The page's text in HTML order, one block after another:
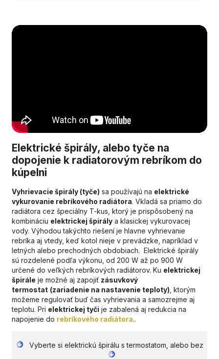
Elektrické špirály, alebo tyče na
dopojenie k radiatorovým rebríkom do
kúpelni
Vyhrievacie špirály (tyče) sa používajú na elektrické
vykurovanie rebríkového radiátora. Vkladá sa priamo do
radiátora cez špeciálny T-kus, ktorý je prispôsobený na
kombináciu elektrickej špirály a klasickej vykurovacej
vody. Výhodou takýchto riešení je hlavne vyhrievanie
rebríka aj vtedy, keď kotol nieje v prevádzke, napríklad v
letných alebo prechodných obdobiach. Elektrické špirály
sú rozdelené podľa výkonu, od 200 W až po 900 W
určené do veľkých rebríkových radiátorov. Ku elektrickej
špirále je možné aj zapojiť zásuvkový
termostat (zariadenie na nastavenie teploty) , ktorým
možeme regulovať buď čas vyhrievania a samozrejme aj
teplotu. Pri elektrickej tyči je zabalená aj redukcia na
napojenie do rebríkového radiátora..
Vyberte si elektrickú špirálu s termostatom, alebo bez